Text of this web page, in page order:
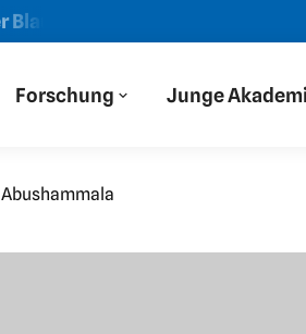
Salon Neue Folge: „Wir
Forschung Junge